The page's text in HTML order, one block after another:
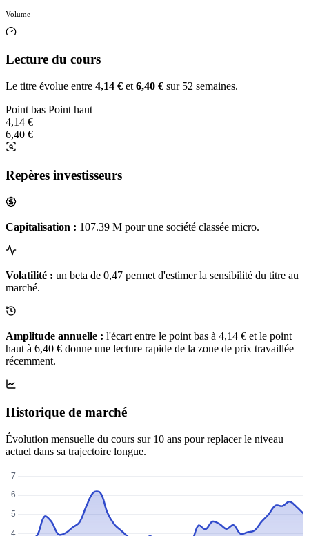
Volume
Lecture du cours
Le titre évolue entre 4,14 € et 6,40 € sur 52 semaines.
Point bas Point haut
4,14 €
6,40 €
Repères investisseurs
Capitalisation : 107.39 M pour une société classée micro.
Volatilité : un beta de 0,47 permet d'estimer la sensibilité du titre au
marché.
Amplitude annuelle : l'écart entre le point bas à 4,14 € et le point
haut à 6,40 € donne une lecture rapide de la zone de prix travaillée
récemment.
Historique de marché
Évolution mensuelle du cours sur 10 ans pour replacer le niveau
actuel dans sa trajectoire longue.